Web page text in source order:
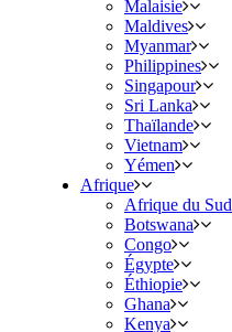
Malaisie
Maldives
Myanmar
Philippines
Singapour
Sri Lanka
Thaïlande
Vietnam
Yémen
Afrique
Afrique du Sud
Botswana
Congo
Égypte
Éthiopie
Ghana
Kenya